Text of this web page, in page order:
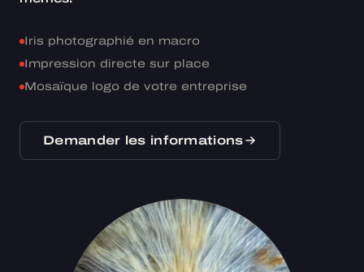
Iris photographié en macro
Impression directe sur place
Mosaïque logo de votre entreprise
Demander les informations